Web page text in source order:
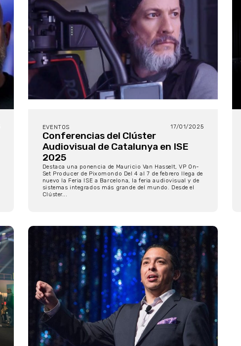
EVENTOS 17/01/2025
Conferencias del Clúster
Audiovisual de Catalunya en ISE
2025
Destaca una ponencia de Mauricio Van Hasselt, VP On-
Set Producer de Pixomondo Del 4 al 7 de febrero llega de
nuevo la Feria ISE a Barcelona, la feria audiovisual y de
sistemas integrados más grande del mundo. Desde el
Clúster...